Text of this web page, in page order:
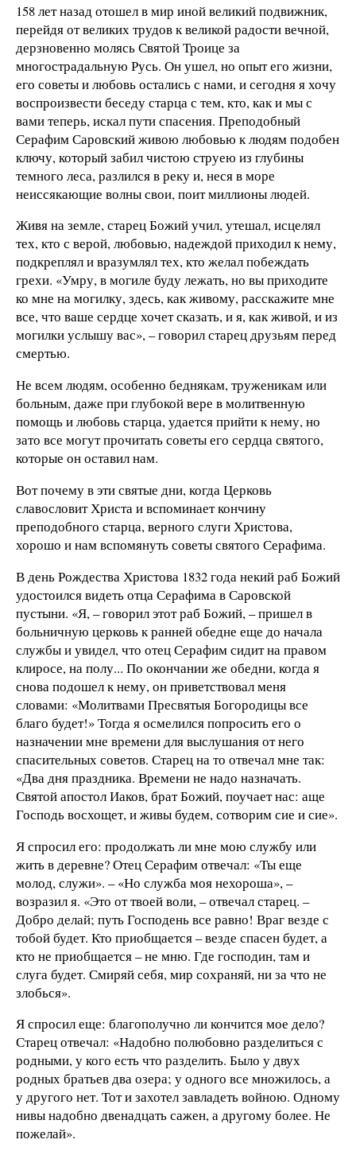
158 лет назад отошел в мир иной великий подвижник,
перейдя от великих трудов к великой радости вечной,
дерзновенно молясь Святой Троице за
многострадальную Русь. Он ушел, но опыт его жизни,
его советы и любовь остались с нами, и сегодня я хочу
воспроизвести беседу старца с тем, кто, как и мы с
вами теперь, искал пути спасения. Преподобный
Серафим Саровский живою любовью к людям подобен
ключу, который забил чистою струею из глубины
темного леса, разлился в реку и, неся в море
неиссякающие волны свои, поит миллионы людей.
Живя на земле, старец Божий учил, утешал, исцелял
тех, кто с верой, любовью, надеждой приходил к нему,
подкреплял и вразумлял тех, кто желал побеждать
грехи. «Умру, в могиле буду лежать, но вы приходите
ко мне на могилку, здесь, как живому, расскажите мне
все, что ваше сердце хочет сказать, и я, как живой, и из
могилки услышу вас», – говорил старец друзьям перед
смертью.
Не всем людям, особенно беднякам, труженикам или
больным, даже при глубокой вере в молитвенную
помощь и любовь старца, удается прийти к нему, но
зато все могут прочитать советы его сердца святого,
которые он оставил нам.
Вот почему в эти святые дни, когда Церковь
славословит Христа и вспоминает кончину
преподобного старца, верного слуги Христова,
хорошо и нам вспомянуть советы святого Серафима.
В день Рождества Христова 1832 года некий раб Божий
удостоился видеть отца Серафима в Саровской
пустыни. «Я, – говорил этот раб Божий, – пришел в
больничную церковь к ранней обедне еще до начала
службы и увидел, что отец Серафим сидит на правом
клиросе, на полу... По окончании же обедни, когда я
снова подошел к нему, он приветствовал меня
словами: «Молитвами Пресвятыя Богородицы все
благо будет!» Тогда я осмелился попросить его о
назначении мне времени для выслушания от него
спасительных советов. Старец на то отвечал мне так:
«Два дня праздника. Времени не надо назначать.
Святой апостол Иаков, брат Божий, поучает нас: аще
Господь восхощет, и живы будем, сотворим сие и сие».
Я спросил его: продолжать ли мне мою службу или
жить в деревне? Отец Серафим отвечал: «Ты еще
молод, служи». – «Но служба моя нехороша», –
возразил я. «Это от твоей воли, – отвечал старец. –
Добро делай; путь Господень все равно! Враг везде с
тобой будет. Кто приобщается – везде спасен будет, а
кто не приобщается – не мню. Где господин, там и
слуга будет. Смиряй себя, мир сохраняй, ни за что не
злобься».
Я спросил еще: благополучно ли кончится мое дело?
Старец отвечал: «Надобно полюбовно разделиться с
родными, у кого есть что разделить. Было у двух
родных братьев два озера; у одного все множилось, а
у другого нет. Тот и захотел завладеть войною. Одному
нивы надобно двенадцать сажен, а другому более. Не
пожелай».